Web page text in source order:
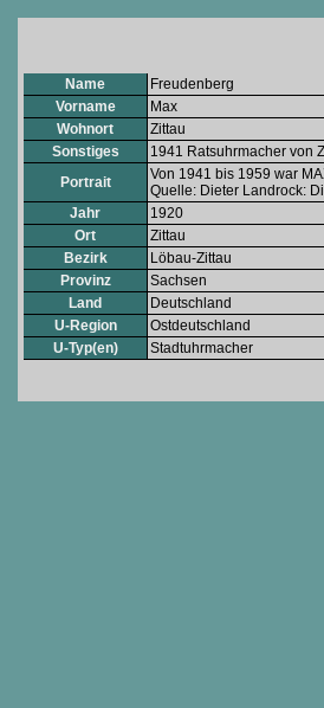
Name
Freudenberg
Vorname
Max
Wohnort
Zittau
Sonstiges
1941 Ratsuhrmacher von
Portrait
Von 1941 bis 1959 war
Quelle: Dieter Landrock:
Jahr
1920
Ort
Zittau
Bezirk
Löbau-Zittau
Provinz
Sachsen
Land
Deutschland
U-Region
Ostdeutschland
U-Typ(en)
Stadtuhrmacher